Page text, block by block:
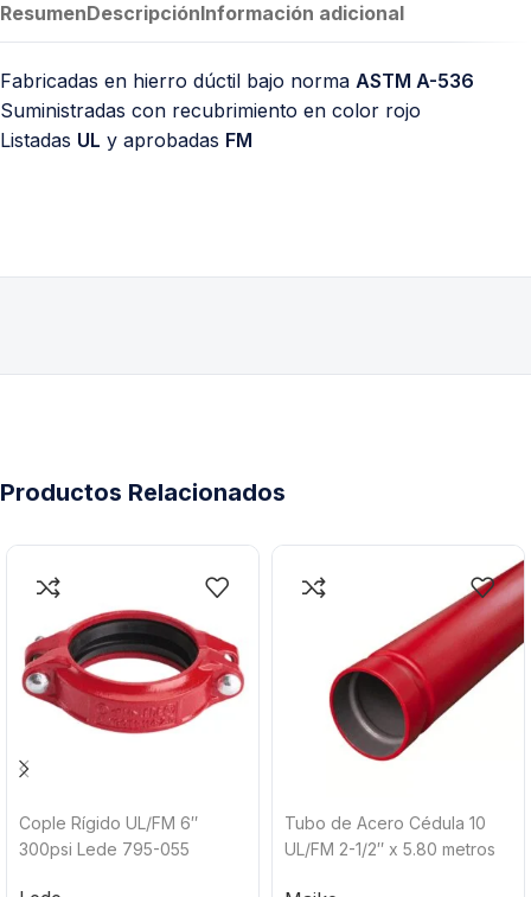
ResumenDescripciónInformación adicional
Fabricadas en hierro dúctil bajo norma ASTM A-536
Suministradas con recubrimiento en color rojo
Listadas UL y aprobadas FM
Productos Relacionados
Cople Rígido UL/FM 6″
300psi Lede 795-055
Tubo de Acero Cédula 10
UL/FM 2-1/2″ x 5.80 metros